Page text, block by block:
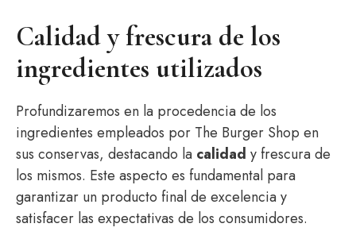
Calidad y frescura de los
ingredientes utilizados
Profundizaremos en la procedencia de los
ingredientes empleados por The Burger Shop en
sus conservas, destacando la calidad y frescura de
los mismos. Este aspecto es fundamental para
garantizar un producto final de excelencia y
satisfacer las expectativas de los consumidores.